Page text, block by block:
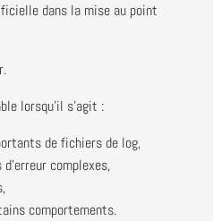
dans la mise au point
lorsqu'il s'agit :
de fichiers de log,
complexes,
comportements.